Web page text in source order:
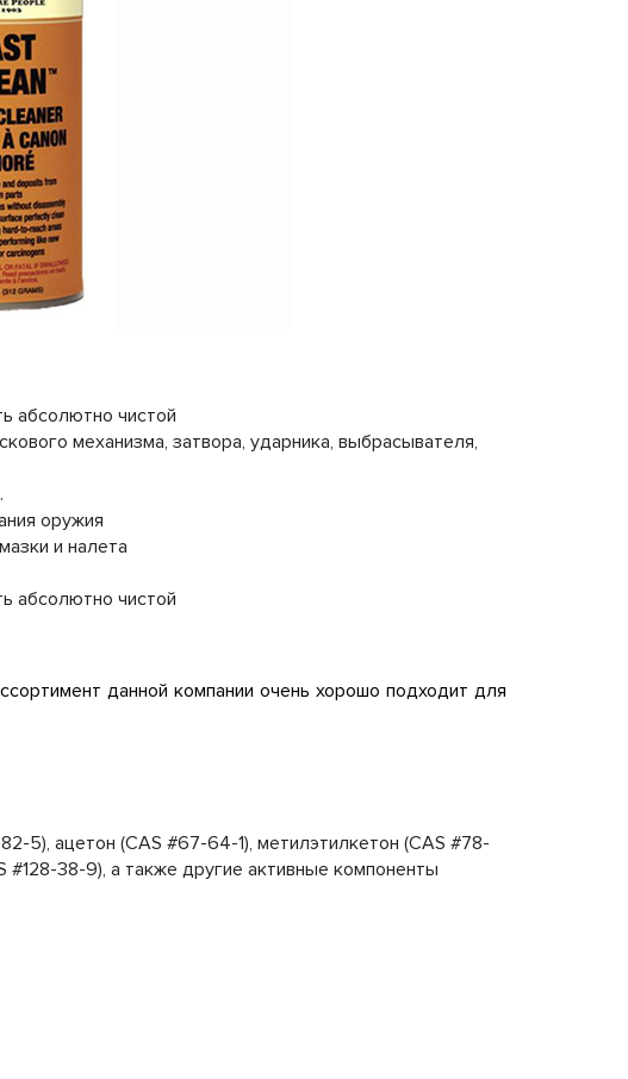
абсолютно чистой
механизма, затвора, ударника, выбрасывателя,
оружия
и налета
абсолютно чистой
данной компании очень хорошо подходит для
5), ацетон (CAS #67-64-1), метилэтилкетон (CAS #78-
#128-38-9), а также другие активные компоненты